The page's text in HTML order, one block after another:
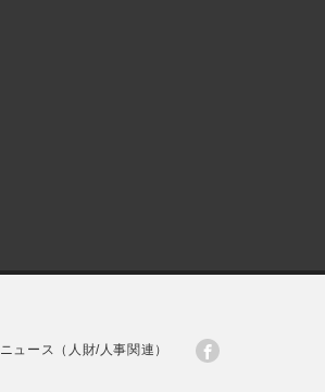
ニュース（人財/人事関連）